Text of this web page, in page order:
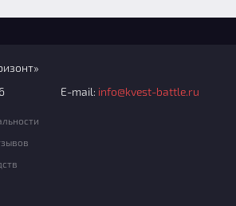
E-mail: info@kvest-battle.ru